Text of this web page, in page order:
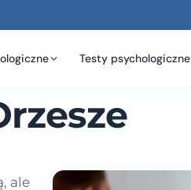
Testy psychologiczne
ale